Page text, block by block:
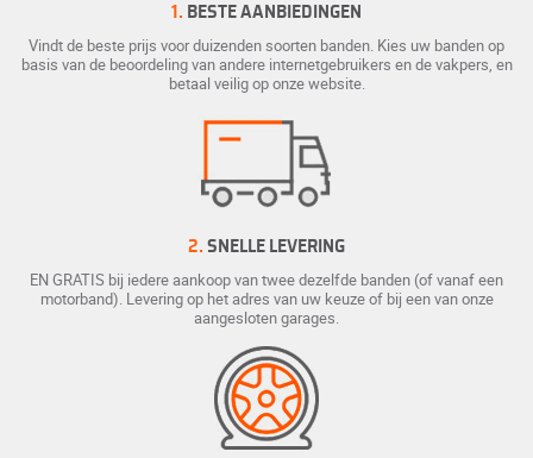
1. BESTE AANBIEDINGEN
Vindt de beste prijs voor duizenden soorten banden. Kies uw banden op
basis van de beoordeling van andere internetgebruikers en de vakpers, en
betaal veilig op onze website.
2. SNELLE LEVERING
EN GRATIS bij iedere aankoop van twee dezelfde banden (of vanaf een
motorband). Levering op het adres van uw keuze of bij een van onze
aangesloten garages.